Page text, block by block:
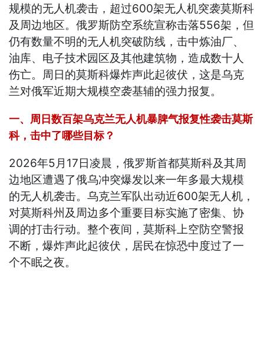
规模的无人机袭击，超过600架无人机突袭莫斯科
及周边地区。俄罗斯防空系统宣称击落556架，但
仍有数量不明的无人机突破防线，击中炼油厂、
油库、电子技术园区及其他建筑物，造成数十人
伤亡。周日的莫斯科爆炸声此起彼伏，这是乌克
兰对俄军近期大规模空袭基辅的强力报复。
一、周日数百架乌克兰无人机暴脾气报复性袭击莫斯
科，击中了哪些目标？
2026年5月17日凌晨，俄罗斯首都莫斯科及其周
边地区遭遇了俄乌冲突爆发以来一年多最大规模
的无人机袭击。乌克兰军队出动近600架无人机，
对莫斯科州及周边多个重要目标实施了密集、协
调的打击行动。整个夜间，莫斯科上空防空警报
不断，爆炸声此起彼伏，居民在惊恐中度过了一
个不眠之夜。